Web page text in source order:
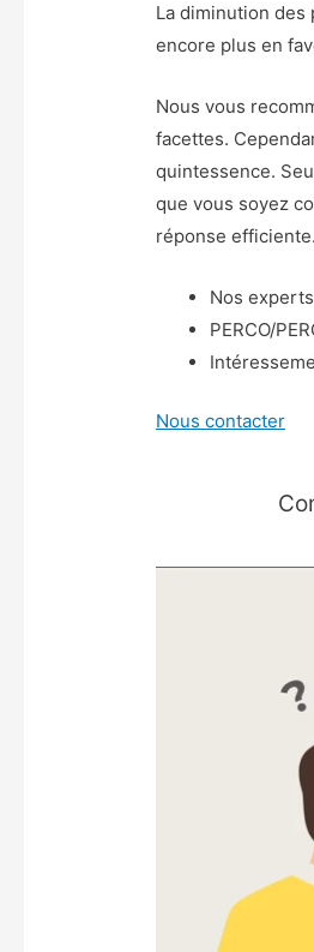
La diminution des
encore plus en
Nous vous
facettes.
quintessence.
que vous soyez
réponse efficiente.
Nos
PERCO/
Nous contacter